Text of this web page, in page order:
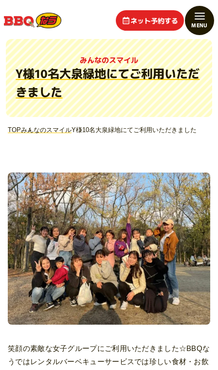
ネット予約する
みんなのスマイル
Y様10名大泉緑地にてご利用いただ
きました
TOPみんなのスマイルY様10名大泉緑地にてご利用いただきました
笑顔の素敵な女子グループにご利用いただきました☆BBQな
うではレンタルバーベキューサービスでは珍しい食材・お飲